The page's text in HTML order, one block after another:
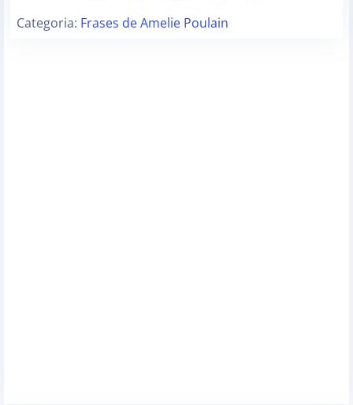
Categoria: Frases de Amelie Poulain